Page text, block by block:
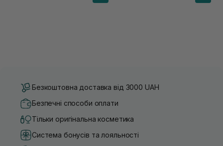
Безкоштовна доставка від 3000 UAH
Безпечні способи оплати
Тільки оригінальна косметика
Система бонусів та лояльності